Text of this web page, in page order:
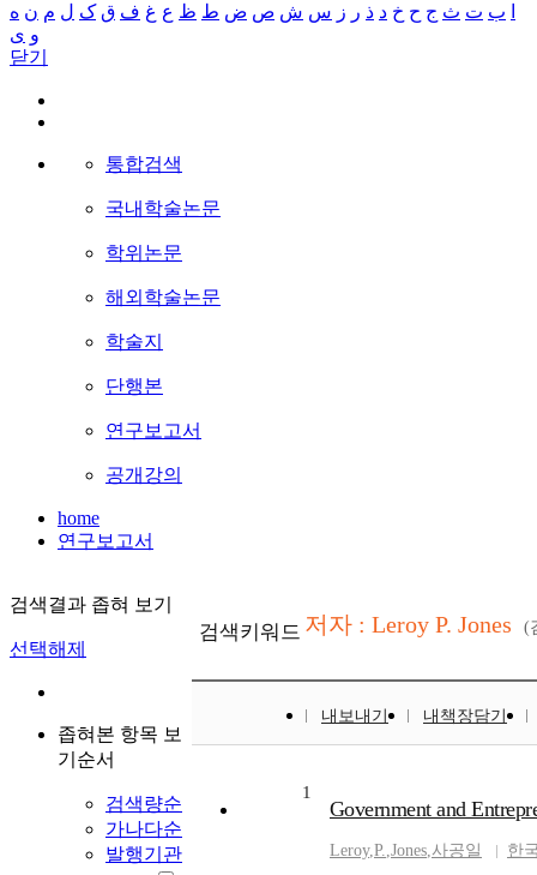
ب ت ث ج ح خ د ذ ر ز س ش ص ض ط ظ ع غ ف ق ک ل م ن ه
و ی
닫기
통합검색
국내학술논문
학위논문
해외학술논문
학술지
단행본
연구보고서
공개강의
home
연구보고서
검색결과 좁혀 보기
선택해제
좁혀본 항목 보
기순서
검색량순
가나다순
발행기관
검색키워드 저자 : Leroy P. Jones (
내보내기 내책장담기
1
Government and
Leroy,P.,Jones,사공일 한